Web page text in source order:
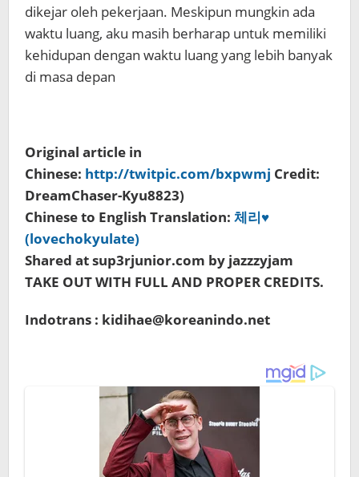
dikejar oleh pekerjaan. Meskipun mungkin ada
waktu luang, aku masih berharap untuk memiliki
kehidupan dengan waktu luang yang lebih banyak
di masa depan
Original article in
Chinese: http://twitpic.com/bxpwmj Credit:
DreamChaser-Kyu8823)
Chinese to English Translation: 체리♥
(lovechokyulate)
Shared at sup3rjunior.com by jazzzyjam
TAKE OUT WITH FULL AND PROPER CREDITS.
Indotrans : kidihae@koreanindo.net